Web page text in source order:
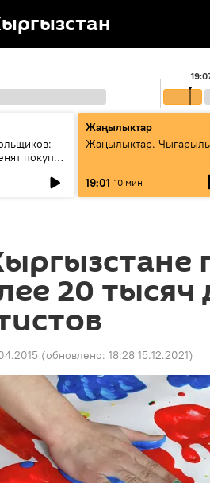
покупку
Жаңылыктар
Жаңылыктар.
19:01 10 мин
20 тысяч
(обновлено: 18:28 15.12.2021)